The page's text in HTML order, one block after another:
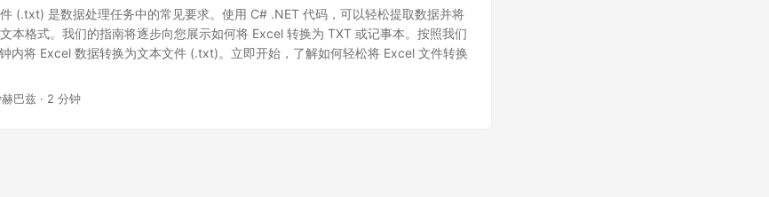
(.txt) 是数据处理任务中的常见要求。使用 C# .NET 代码，可以轻松提取数据并将
本格式。我们的指南将逐步向您展示如何将 Excel 转换为 TXT 或记事本。按照我们
内将 Excel 数据转换为文本文件 (.txt)。立即开始，了解如何轻松将 Excel 文件转换
赫巴兹 · 2 分钟